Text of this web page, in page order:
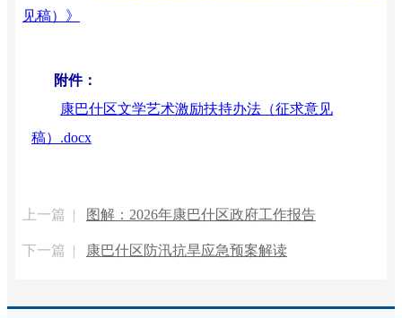
见稿）》
附件：
康巴什区文学艺术激励扶持办法（征求意见
稿）.docx
上一篇 | 图解：2026年康巴什区政府工作报告
下一篇 | 康巴什区防汛抗旱应急预案解读